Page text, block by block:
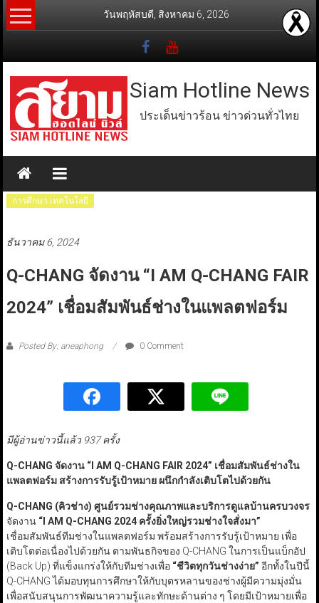
Skip
to
วันพฤหัสบดี, สิงหาคม 6, 2026
Siam Hotline News
ประเด็นข่าวร้อน ข่าวด่วนทั่วไทย
การศึกษา เทคโนโลยี
ธันวาคม 6, 2024
Q-CHANG จัดงาน “I AM Q-CHANG FAIR
2024” เชื่อมสัมพันธ์ช่างในแพลตฟอร์ม
Posted By: aneaphong 0 Comment
มีผู้อ่านข่าวนี้แล้ว 937 ครั้ง
Q-CHANG จัดงาน “I AM Q-CHANG FAIR 2024” เชื่อมสัมพันธ์ช่างใน
แพลตฟอร์ม สร้างการรับรู้เป้าหมาย ผนึกกำลังเติบโตไปด้วยกัน
Q-CHANG (คิวช่าง) ศูนย์รวมช่างคุณภาพและบริการดูแลบ้านครบวงจร
จัดงาน “I AM Q-CHANG 2024ครั้งยิ่งใหญ่รวมช่างใจสั่งมา”
เชื่อมสัมพันธ์ทีมช่างในแพลตฟอร์ม พร้อมสร้างการรับรู้เป้าหมาย เพื่อ
เติบโตต่อเนื่องไปด้วยกัน ตามพันธกิจของ Q-CHANG ในการเป็นแบ็กอัป
(Back Up) ที่แข็งแกร่งให้กับทีมช่างเพื่อ “ชีวิตทุกวันช่างง่าย” อีกทั้งในปีนี้
Q-CHANG ได้มอบทุนการศึกษาให้กับบุตรหลานของช่างผู้มีความมุ่งมั่น
เพื่อสนับสนุนการพัฒนาความรู้และทักษะด้านต่าง ๆ โดยมีเป้าหมายเพื่อ